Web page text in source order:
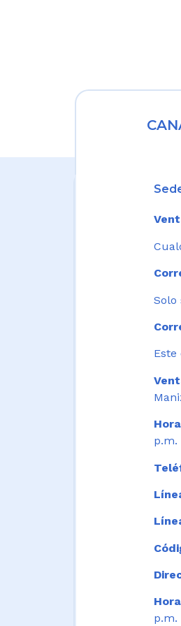
Solo
Este
p.m.
p.m.